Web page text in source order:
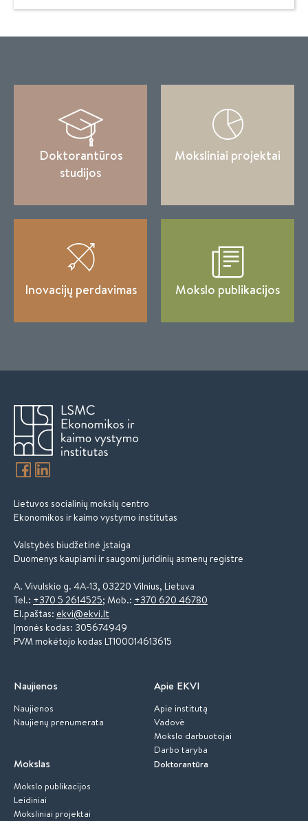
Doktorantūros
studijos
Moksliniai projektai
Inovacijų perdavimas Mokslo publikacijos
Lietuvos socialinių mokslų centro
Ekonomikos ir kaimo vystymo institutas
Valstybės biudžetinė įstaiga
Duomenys kaupiami ir saugomi juridinių asmenų registre
A. Vivulskio g. 4A-13, 03220 Vilnius, Lietuva
Tel.: +370 5 2614525; Mob.: +370 620 46780
El.paštas: ekvi@ekvi.lt
Įmonės kodas: 305674949
PVM mokėtojo kodas LT100014613615
Naujienos
Naujienos
Naujienų prenumerata
Apie EKVI
Apie institutą
Vadovė
Mokslo darbuotojai
Darbo taryba
Mokslas
Mokslo publikacijos
Leidiniai
Moksliniai projektai
Doktorantūra